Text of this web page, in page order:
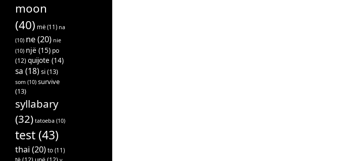
moon
(40) më (11) na
(10) ne(20) nie
(10) një (15) po
(12)quijote (14)
sa (18) si(13)
som (10) survive
(13)
syllabary
(32) tatoeba (10)
test (43)
thai (20) to (11)